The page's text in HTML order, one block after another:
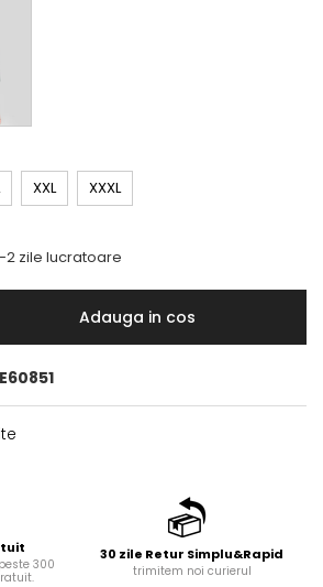
XXL XXXL
-2 zile lucratoare
Adauga in cos
300
30 zile Retur Simplu&Rapid
trimitem noi curierul